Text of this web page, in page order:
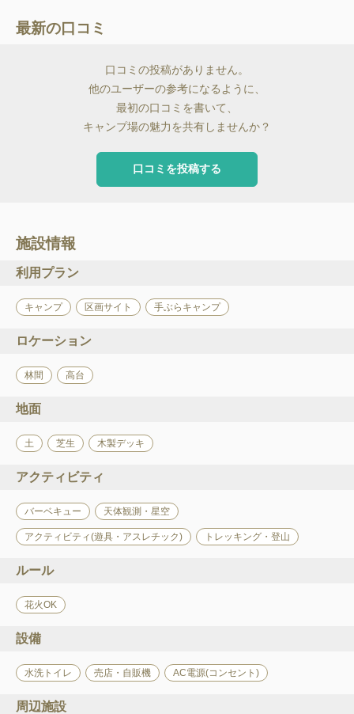
最新の口コミ
口コミの投稿がありません。
他のユーザーの参考になるように、
最初の口コミを書いて、
キャンプ場の魅力を共有しませんか？
口コミを投稿する
施設情報
利用プラン
キャンプ 区画サイト 手ぶらキャンプ
ロケーション
林間 高台
地面
土 芝生 木製デッキ
アクティビティ
バーベキュー 天体観測・星空
アクティビティ(遊具・アスレチック) トレッキング・登山
ルール
花火OK
設備
水洗トイレ 売店・自販機 AC電源(コンセント)
周辺施設